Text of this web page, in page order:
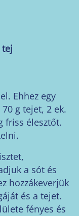
Ehhez egy
g tejet, 2 ek.
friss élesztőt.
a sót és
hozzákeverjük
és a tejet.
fényes és